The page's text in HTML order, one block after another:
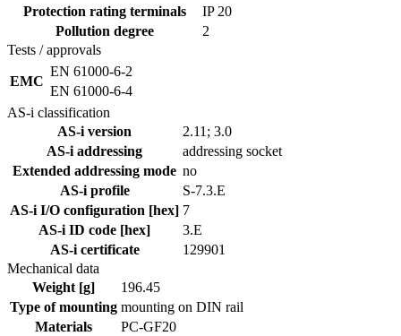
Protection rating terminals
IP 20
Pollution degree
2
Tests / approvals
EMC
EN 61000-6-2
EN 61000-6-4
AS-i classification
AS-i version
2.11; 3.0
AS-i addressing
addressing socket
Extended addressing mode no
AS-i profile
S-7.3.E
AS-i I/O configuration [hex] 7
AS-i ID code [hex]
3.E
AS-i certificate
129901
Mechanical data
Weight [g]
196.45
Type of mounting mounting on DIN rail
Materials
PC-GF20